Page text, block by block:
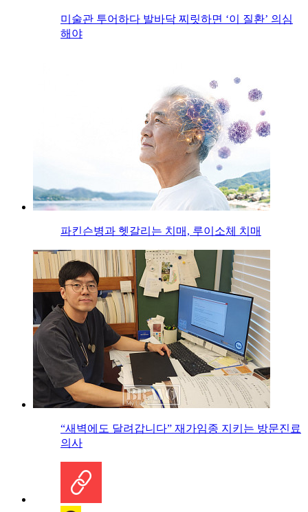
미술관 투어하다 발바닥 찌릿하면 ‘이 질환’ 의심
해야
파킨슨병과 헷갈리는 치매, 루이소체 치매
“새벽에도 달려갑니다” 재가임종 지키는 방문진료
의사